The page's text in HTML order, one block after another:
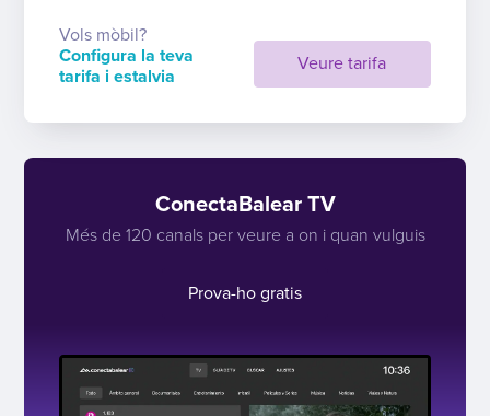
Veure tarifa
Vols mòbil?
Configura la teva
tarifa i estalvia
ConectaBalear TV
Més de 120 canals per veure a on i quan vulguis
Prova-ho gratis